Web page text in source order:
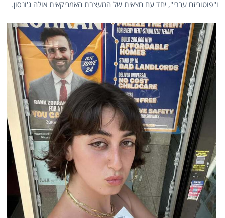
ו"פוטוריזם ערבי", יחד עם חצאית של המעצבת האמריקאית אולה ג'ונסון.